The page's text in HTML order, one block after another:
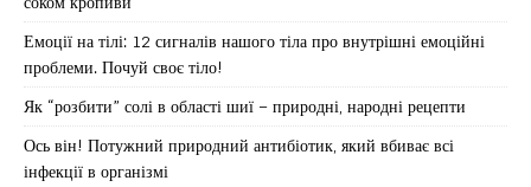
Емоції на тілі: 12 сигналів нашого тіла про внутрішні емоційні
проблеми. Почуй своє тіло!
Як “розбити” солі в області шиї – природні, народні рецепти
Ось він! Потужний природний антибіотик, який вбиває всі
інфекції в організмі